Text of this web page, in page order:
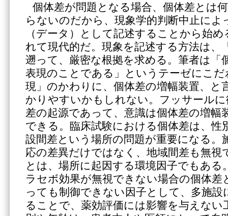
個体差が問題となる場合、個体差とは
らないのだから、現象学的判断中止によ
（データ）として記述することから始
れて現代的だ。現象を記述する方法は、
遡って、厳密な根拠を求める。筆者は「
表現のことである」というテーゼにこ
現」のかわりに、個体差の増幅装置、と
かりやすいかもしれない。フッサール
差の起源であって、意識は個体差の増幅
できる。臨床試験における個体差は、性
設間差という場所の問題が重要になる。
応の差異だけではなく、地域間差も無視
とは、場所に起因する環境因子でもある
ラセボ効果が無視できない場合の個体差
っても制御できない因子として、多施設
ることで、薬効評価には影響を与えない